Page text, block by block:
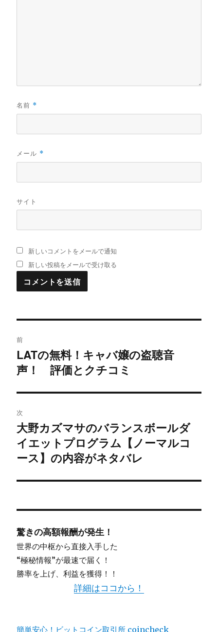
名前 *
メール *
サイト
新しいコメントをメールで通知
新しい投稿をメールで受け取る
稿
ナ
ビ
ゲ
ー
シ
前
過
去
投
稿:
LATの無料！キャバ嬢の盗聴音
声！ 評価とクチコミ
次
次
の
投
大野カズマサのバランスボールダ
イエットプログラム【ノーマルコ
ース】の内容がネタバレ
驚きの高額報酬が発生！
世界の中枢から直接入手した
“極秘情報”が最速で届く！
勝率を上げ、利益を獲得！！
詳細はココから！
簡単安心！ビットコイン取引所 coincheck